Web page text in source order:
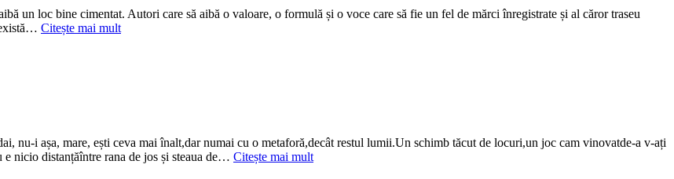
un loc bine cimentat. Autori care să aibă o valoare, o formulă și o voce care să fie un fel de mărci înregistrate și al căror traseu
Citește mai mult
nu-i așa, mare, ești ceva mai înalt,dar numai cu o metaforă,decât restul lumii.Un schimb tăcut de locuri,un joc cam vinovatde-a v-ați
nicio distanțăîntre rana de jos și steaua de… Citește mai mult